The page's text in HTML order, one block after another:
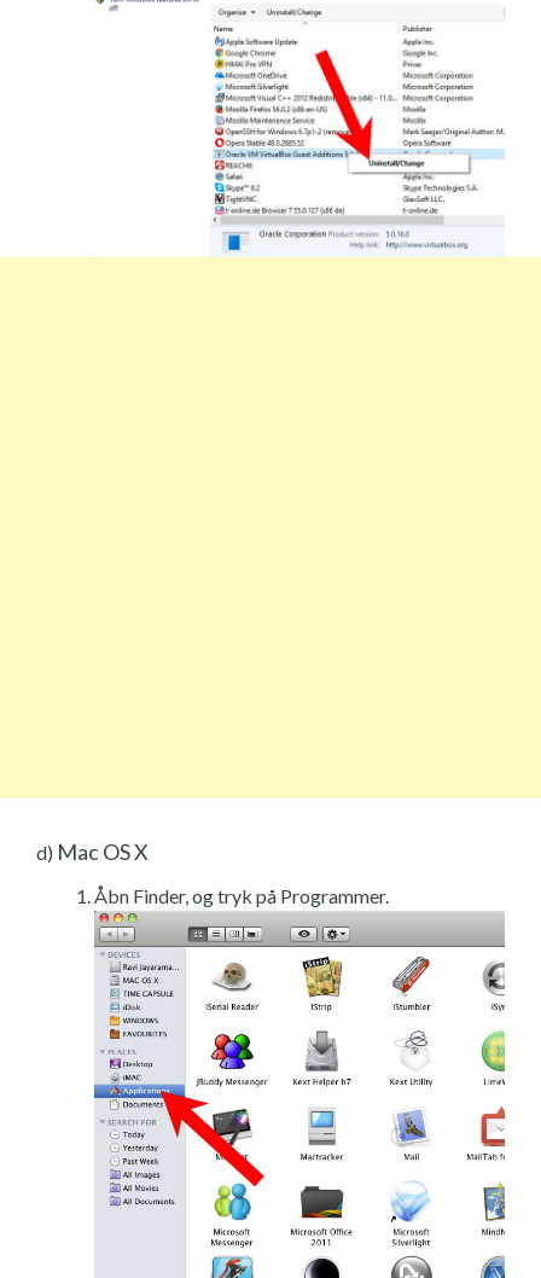
d) Mac OS X
Åbn Finder, og tryk på Programmer.